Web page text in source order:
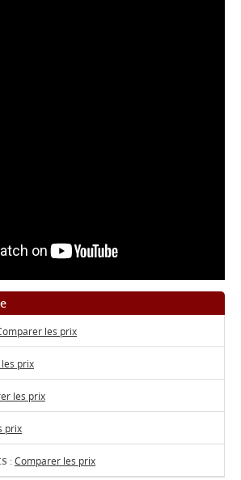
les prix
prix
les prix
prix
:Comparer les prix